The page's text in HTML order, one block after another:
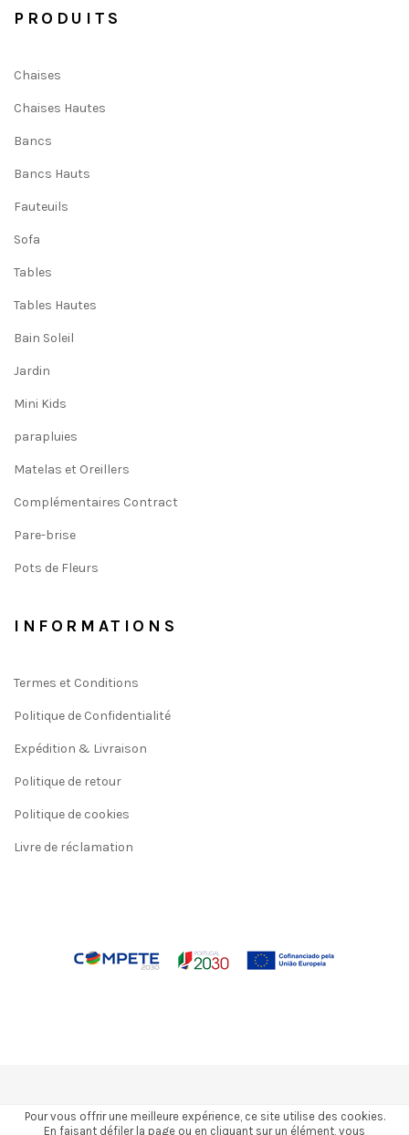
PRODUITS
Chaises
Chaises Hautes
Bancs
Bancs Hauts
Fauteuils
Sofa
Tables
Tables Hautes
Bain Soleil
Jardin
Mini Kids
parapluies
Matelas et Oreillers
Complémentaires Contract
Pare-brise
Pots de Fleurs
INFORMATIONS
Termes et Conditions
Politique de Confidentialité
Expédition & Livraison
Politique de retour
Politique de cookies
Livre de réclamation
Pour vous offrir une meilleure expérience, ce site utilise des cookies.
En faisant défiler la page ou en cliquant sur un élément, vous